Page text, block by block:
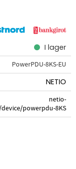
I lager
PowerPDU-8KS-EU
NETIO
netio-
powerpdu-8KS